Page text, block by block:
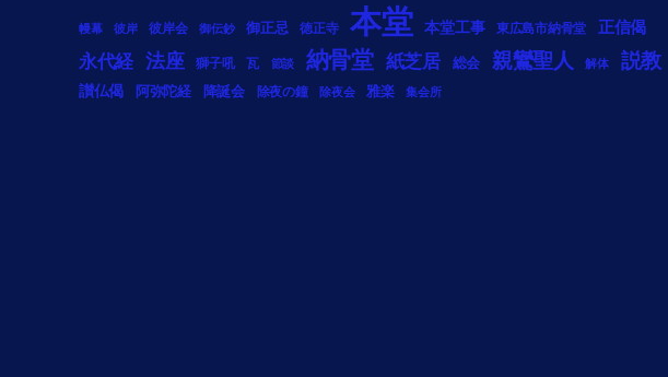
幔幕 彼岸 彼岸会 御伝鈔 御正忌 徳正寺 本堂 本堂工事 東広島市納骨堂 正信偈
永代経 法座 獅子吼 瓦 節談 納骨堂 紙芝居 総会 親鸞聖人 解体 説教
讃仏偈 阿弥陀経 降誕会 除夜の鐘 除夜会 雅楽 集会所